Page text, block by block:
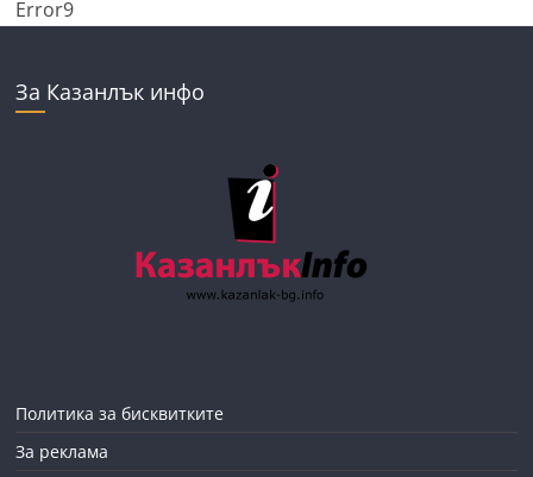
Error9
За Казанлък инфо
Политика за бисквитките
За реклама